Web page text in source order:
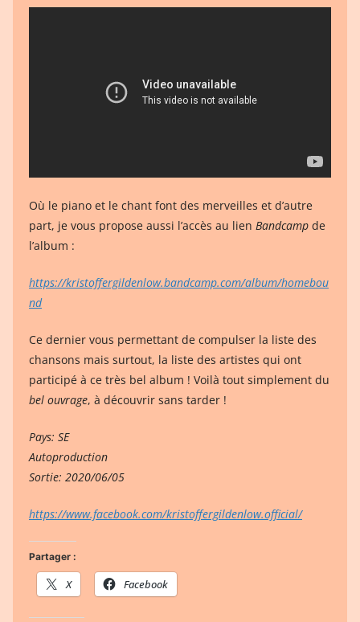
Où le piano et le chant font des merveilles et d’autre
part, je vous propose aussi l’accès au lien Bandcamp de
l’album :
https://kristoffergildenlow.bandcamp.com/album/homebou
nd
Ce dernier vous permettant de compulser la liste des
chansons mais surtout, la liste des artistes qui ont
participé à ce très bel album ! Voilà tout simplement du
bel ouvrage, à découvrir sans tarder !
Pays: SE
Autoproduction
Sortie: 2020/06/05
https://www.facebook.com/kristoffergildenlow.official/
Partager :
X Facebook